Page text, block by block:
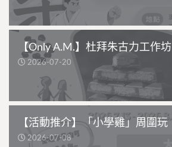
【Only A.M.】杜拜朱古力工作坊
2026-07-20
【活動推介】「小學雞」周圍玩
2026-07-08